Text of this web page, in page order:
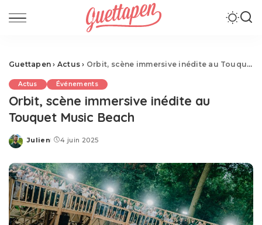
Guettapen › Actus › Orbit, scène immersive inédite au Touquet Music Beach
Actus Événements
Orbit, scène immersive inédite au
Touquet Music Beach
Posted
Julien 4 juin 2025